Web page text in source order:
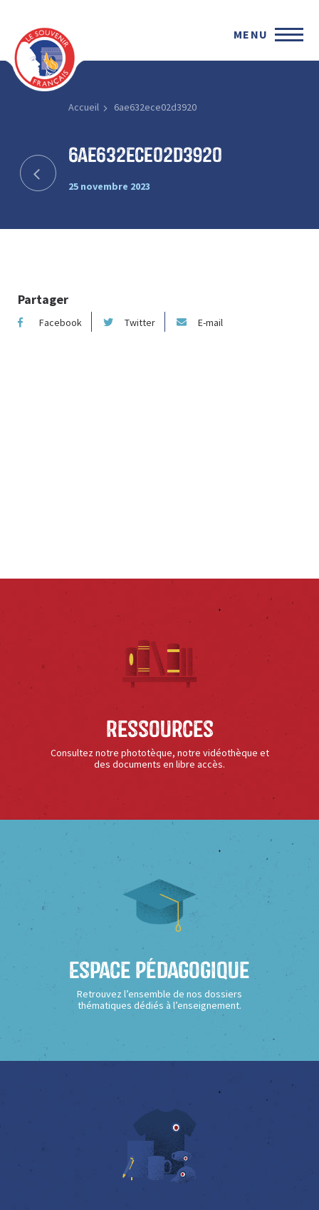
MENU
Accueil 6ae632ece02d3920
6ae632ece02d3920
25 novembre 2023
Partager
Facebook Twitter E-mail
Ressources
Consultez notre phototèque, notre vidéothèque et
des documents en libre accès.
Espace Pédagogique
Retrouvez l’ensemble de nos dossiers
thématiques dédiés à l’enseignement.